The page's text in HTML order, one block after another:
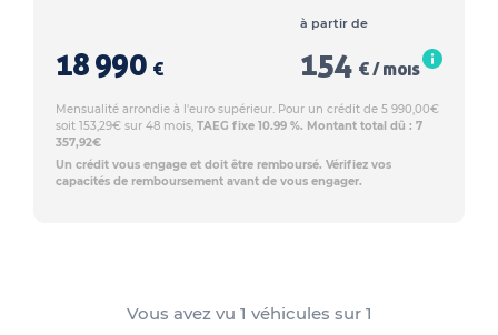
18 990 €
à partir de
154 € / mois
Mensualité arrondie à l'euro supérieur. Pour un crédit de 5 990,00€
soit 153,29€ sur 48 mois, TAEG fixe 10.99 %. Montant total dû : 7
357,92€
Un crédit vous engage et doit être remboursé. Vérifiez vos
capacités de remboursement avant de vous engager.
Vous avez vu 1 véhicules sur 1